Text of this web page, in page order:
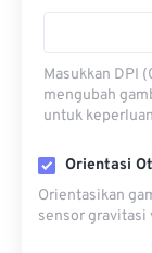
Masukkan DPI
mengubah
untuk
Orientasi
Orientasikan
sensor gravitasi